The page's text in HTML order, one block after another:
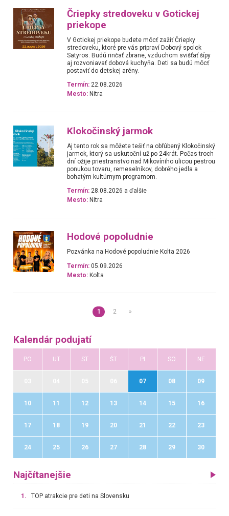
Čriepky stredoveku v Gotickej
priekope
V Gotickej priekope budete môcť zažiť Čriepky
stredoveku, ktoré pre vás pripraví Dobový spolok
Satyros. Budú rinčať zbrane, vzduchom svišťať šípy
aj rozvoniavať dobová kuchyňa. Deti sa budú môcť
postaviť do detskej arény.
Termín: 22.08.2026
Mesto: Nitra
Klokočinský jarmok
Aj tento rok sa môžete tešiť na obľúbený Klokočinský
jarmok, ktorý sa uskutoční už po 24krát. Počas troch
dní ožije priestranstvo nad Mikovíniho ulicou pestrou
ponukou tovaru, remeselníkov, dobrého jedla a
bohatým kultúrnym programom.
Termín: 28.08.2026 a ďalšie
Mesto: Nitra
Hodové popoludnie
Pozvánka na Hodové popoludnie Kolta 2026
Termín: 05.09.2026
Mesto: Kolta
1 2 »
Kalendár podujatí
PO UT ST ŠT PI SO NE
07 08 09
10 11 12 13 14 15 16
17 18 19 20 21 22 23
24 25 26 27 28 29 30
Najčítanejšie
1. TOP atrakcie pre deti na Slovensku